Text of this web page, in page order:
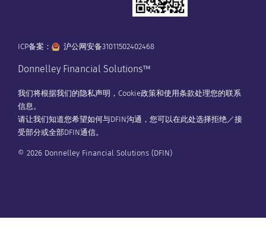
ICP备案： 沪公网安备31011502402468
Donnelley Financial Solutions™
我们将根据我们的隐私声明 ， Cookie政策和使用条款处理您的联系
信息。
请让我们知道您希望如何与DFIN沟通，您可以在此处选择拒绝／接
受部分或全部DFIN通信。
© 2026 Donnelley Financial Solutions (DFIN)